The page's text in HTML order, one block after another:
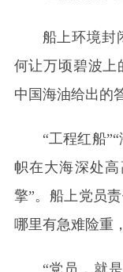
船上环境封
何让万顷碧波上
中国海油给出的
“工程红船
帜在大海深处高
擎”。船上党员
哪里有急难险重